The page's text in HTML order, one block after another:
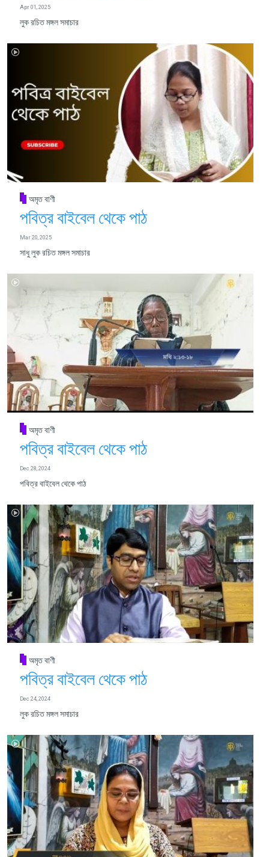
Apr 01, 2025
লুক রচিত মঙ্গল সমাচার
অমৃত বাণী
পবিত্র বাইবেল থেকে পাঠ
Mar 20, 2025
সাধু লুক রচিত মঙ্গল সমাচার
অমৃত বাণী
পবিত্র বাইবেল থেকে পাঠ
Dec 28, 2024
পবিত্র বাইবেল থেকে পাঠ
অমৃত বাণী
পবিত্র বাইবেল থেকে পাঠ
Dec 24, 2024
লুক রচিত মঙ্গল সমাচার